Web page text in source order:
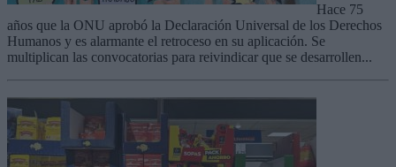
Hace 75
años que la ONU aprobó la Declaración Universal de los Derechos
Humanos y es alarmante el retroceso en su aplicación. Se
multiplican las convocatorias para reivindicar que se desarrollen...